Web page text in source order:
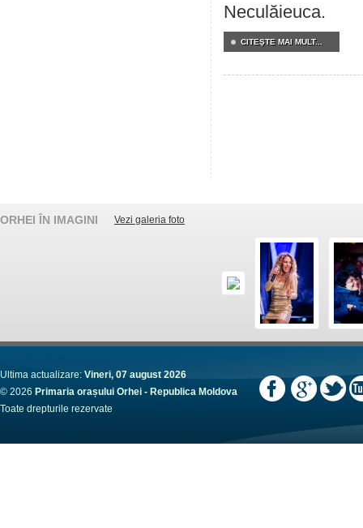
Neculăieuca.
CITEŞTE MAI MULT...
ORHEI ÎN IMAGINI Vezi galeria foto
Ultima actualizare: Vineri, 07 august 2026
© 2026 Primaria orașului Orhei - Republica Moldova
Toate drepturile rezervate